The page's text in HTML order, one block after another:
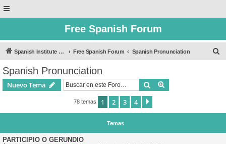
Free Spanish Forum
Spanish Institute of Puebla Free Spanish Forum Spanish Pronunciation
Spanish Pronunciation
Nuevo Tema Buscar
78 temas 1 2 3 4
Temas
PARTICIPIO O GERUNDIO